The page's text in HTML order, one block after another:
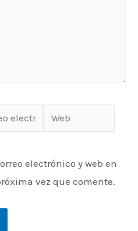
electrónico y web en
vez que comente.